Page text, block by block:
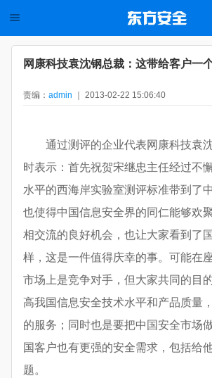
网康科技袁沈钢总裁：这带给客户一
责编： admin ｜ 2013-02-22 15:06:40
通过测评的企业代表网康科技袁
时表示：首先祝贺宋继忠主任经过不
水平的西海岸实验室测评标准带到了
也使得中国信息安全界的同仁能够欢
相交流的良好机会，也让大家看到了
样，这是一件值得庆幸的事。可能在
市场上是竞争对手，但大家共同的目
高我国信息安全技术水平和产品质量
的服务；同时也是要把中国安全市场
国客户也有更强的安全需求，包括给
题。